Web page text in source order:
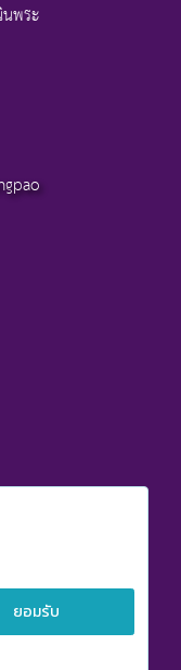
พระ
นจังหวัดระยอง
อง
ยอมรับ